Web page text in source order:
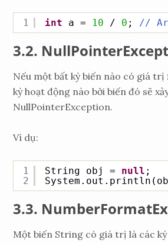
1 int a = 10 / 0 ; //
Nếu một bất kỳ biến nào có giá trị
kỳ hoạt động nào bởi biến đó sẽ
NullPointerException.
Ví dụ:
1
2
String obj = null ;
Một biến String có giá trị là các